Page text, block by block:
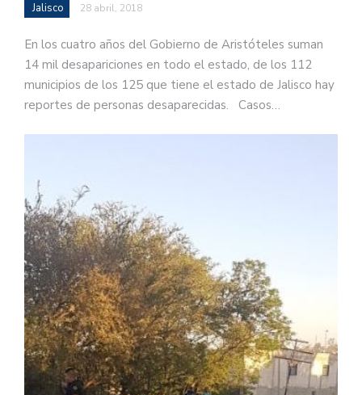
Jalisco 28 abril, 2018
En los cuatro años del Gobierno de Aristóteles suman
14 mil desapariciones en todo el estado, de los 112
municipios de los 125 que tiene el estado de Jalisco hay
reportes de personas desaparecidas. Casos…